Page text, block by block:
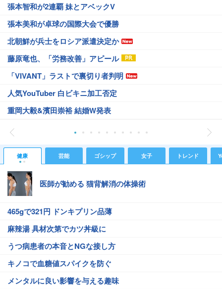
張本智和が2連覇 妹とアベックV
張本美和が卓球の国際大会で優勝
北朝鮮が兵士をロシア派遣決定か
藤原竜也、「労務改善」アピール
「VIVANT」ラストで裏切り者判明
人気YouTuber 白ビキニ加工否定
重岡大毅&濱田崇裕 結婚W発表
健康 芸能 ゴシップ 女子 トレンド
医師が勧める 猫背解消の体操術
465gで321円 ドンキプリン品薄
麻辣湯 具材次第でカツ丼級に
うつ病患者の本音とNGな接し方
キノコで血糖値スパイクを防ぐ
メンタルに良い影響を与える趣味